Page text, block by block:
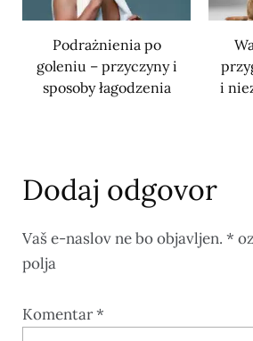
Podrażnienia po
goleniu – przyczyny i
sposoby łagodzenia
i
Dodaj odgovor
Vaš e-naslov ne bo objavljen. *
polja
Komentar*